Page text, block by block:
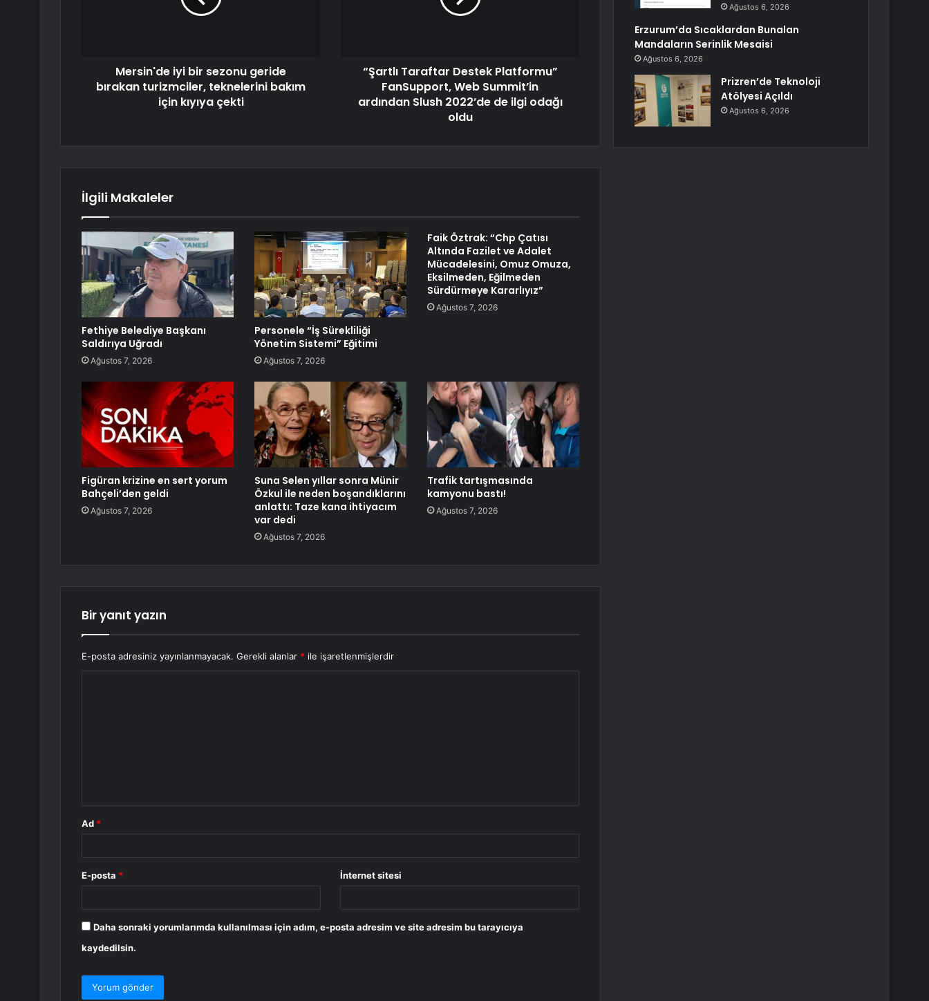
Mersin'de iyi bir sezonu geride
bırakan turizmciler, teknelerini bakım
için kıyıya çekti
“Şartlı Taraftar Destek Platformu”
FanSupport, Web Summit’in
ardından Slush 2022’de de ilgi odağı
oldu
İlgili Makaleler
Fethiye Belediye Başkanı
Saldırıya Uğradı
Ağustos 7, 2026
Personele “İş Sürekliliği
Yönetim Sistemi” Eğitimi
Ağustos 7, 2026
Faik Öztrak: “Chp Çatısı
Altında Fazilet ve Adalet
Mücadelesini, Omuz Omuza,
Eksilmeden, Eğilmeden
Sürdürmeye Kararlıyız”
Ağustos 7, 2026
Figüran krizine en sert yorum
Bahçeli’den geldi
Ağustos 7, 2026
Suna Selen yıllar sonra Münir
Özkul ile neden boşandıklarını
anlattı: Taze kana ihtiyacım
var dedi
Ağustos 7, 2026
Trafik tartışmasında
kamyonu bastı!
Ağustos 7, 2026
Bir yanıt yazın
E-posta adresiniz yayınlanmayacak. Gerekli alanlar * ile işaretlenmişlerdir
Ad *
E-posta * İnternet sitesi
Daha sonraki yorumlarımda kullanılması için adım, e-posta adresim ve site adresim bu tarayıcıya
kaydedilsin.
Ağustos 6, 2026
Erzurum’da Sıcaklardan Bunalan
Mandaların Serinlik Mesaisi
Ağustos 6, 2026
Prizren’de Teknoloji
Atölyesi Açıldı
Ağustos 6, 2026